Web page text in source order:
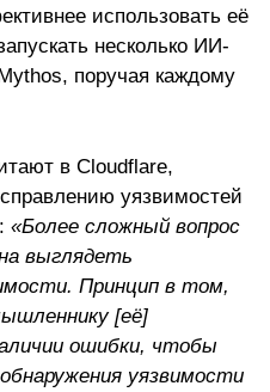
использовать её
несколько ИИ-
поручая каждому
в Cloudflare,
уязвимостей
«Более сложный вопрос
выглядеть
Принцип в том,
[её]
ошибки, чтобы
уязвимости